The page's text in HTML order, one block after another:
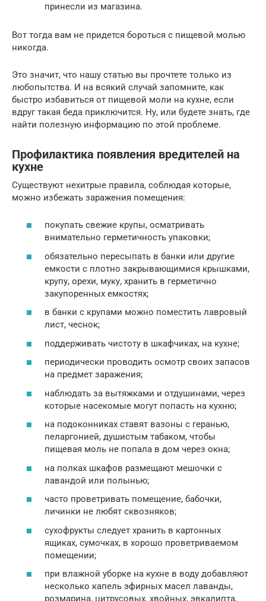
принесли из магазина.
Вот тогда вам не придется бороться с пищевой молью
никогда.
Это значит, что нашу статью вы прочтете только из
любопытства. И на всякий случай запомните, как
быстро избавиться от пищевой моли на кухне, если
вдруг такая беда приключится. Ну, или будете знать, где
найти полезную информацию по этой проблеме.
Профилактика появления вредителей на
кухне
Существуют нехитрые правила, соблюдая которые,
можно избежать заражения помещения:
покупать свежие крупы, осматривать
внимательно герметичность упаковки;
обязательно пересыпать в банки или другие
емкости с плотно закрывающимися крышками,
крупу, орехи, муку, хранить в герметично
закупоренных емкостях;
в банки с крупами можно поместить лавровый
лист, чеснок;
поддерживать чистоту в шкафчиках, на кухне;
периодически проводить осмотр своих запасов
на предмет заражения;
наблюдать за вытяжками и отдушинами, через
которые насекомые могут попасть на кухню;
на подоконниках ставят вазоны с геранью,
пеларгонией, душистым табаком, чтобы
пищевая моль не попала в дом через окна;
на полках шкафов размещают мешочки с
лавандой или полынью;
часто проветривать помещение, бабочки,
личинки не любят сквозняков;
сухофрукты следует хранить в картонных
ящиках, сумочках, в хорошо проветриваемом
помещении;
при влажной уборке на кухне в воду добавляют
несколько капель эфирных масел лаванды,
розмарина, цитрусовых, хвойных, эвкалипта,